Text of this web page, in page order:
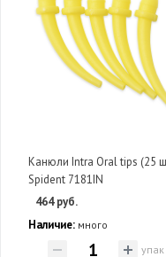
Канюли Intra Oral tips (25
Spident 7181IN
464 руб.
Наличие: много
упак